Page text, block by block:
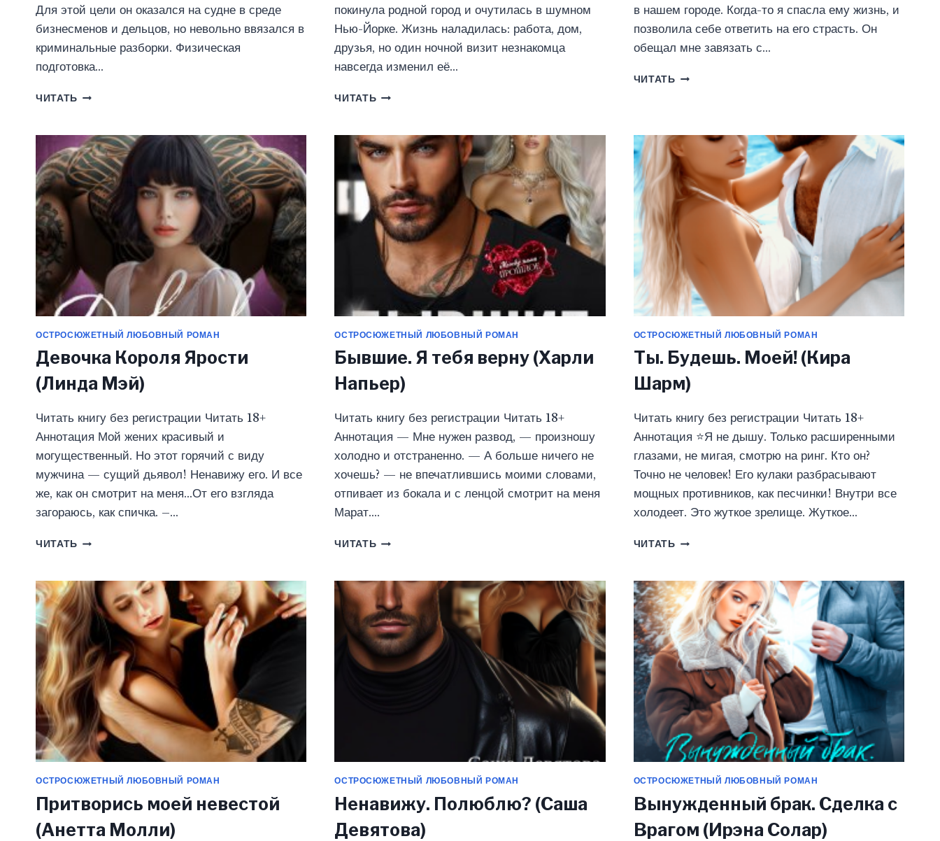
Для этой цели он оказался на судне в среде
бизнесменов и дельцов, но невольно ввязался в
криминальные разборки. Физическая
подготовка…
ЧИТАТЬ ЗАБЛУДШИЙ
покинула родной город и очутилась в шумном
Нью-Йорке. Жизнь наладилась: работа, дом,
друзья, но один ночной визит незнакомца
навсегда изменил её…
ЧИТАТЬ В
И
ЖЕЛАНИЙ
(MARIEL)
в нашем городе. Когда-то я спасла ему жизнь, и
позволила себе ответить на его страсть. Он
обещал мне завязать с…
ЧИТАТЬ НАСЛЕДНИК
СЕРЖ)
ОСТРОСЮЖЕТНЫЙ ЛЮБОВНЫЙ РОМАН
Девочка Короля Ярости
(Линда Мэй)
Читать книгу без регистрации Читать 18+
Аннотация Мой жених красивый и
могущественный. Но этот горячий с виду
мужчина — сущий дьявол! Ненавижу его. И все
же, как он смотрит на меня…От его взгляда
загораюсь, как спичка. –…
ЧИТАТЬ ДЕВОЧКА
(ЛИНДА
МЭЙ)
ОСТРОСЮЖЕТНЫЙ ЛЮБОВНЫЙ РОМАН
Бывшие. Я тебя верну (Харли
Напьер)
Читать книгу без регистрации Читать 18+
Аннотация — Мне нужен развод, — произношу
холодно и отстраненно. — А больше ничего не
хочешь? — не впечатлившись моими словами,
отпивает из бокала и с ленцой смотрит на меня
Марат….
ЧИТАТЬ БЫВШИЕ.
ВЕРНУ
(ХАРЛИ
НАПЬЕР)
ОСТРОСЮЖЕТНЫЙ ЛЮБОВНЫЙ РОМАН
Ты. Будешь. Моей! (Кира
Шарм)
Читать книгу без регистрации Читать 18+
Аннотация ⭐Я не дышу. Только расширенными
глазами, не мигая, смотрю на ринг. Кто он?
Точно не человек! Его кулаки разбрасывают
мощных противников, как песчинки! Внутри все
холодеет. Это жуткое зрелище. Жуткое…
ЧИТАТЬ ТЫ.
(КИРА
ШАРМ)
ОСТРОСЮЖЕТНЫЙ ЛЮБОВНЫЙ РОМАН
Притворись моей невестой
(Анетта Молли)
ОСТРОСЮЖЕТНЫЙ ЛЮБОВНЫЙ РОМАН
Ненавижу. Полюблю? (Саша
Девятова)
ОСТРОСЮЖЕТНЫЙ ЛЮБОВНЫЙ РОМАН
Вынужденный брак. Сделка с
Врагом (Ирэна Солар)